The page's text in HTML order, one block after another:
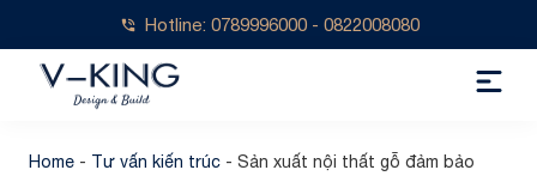
Hotline: 0789996000 - 0822008080
Home - Tư vấn kiến trúc - Sản xuất nội thất gỗ đảm bảo